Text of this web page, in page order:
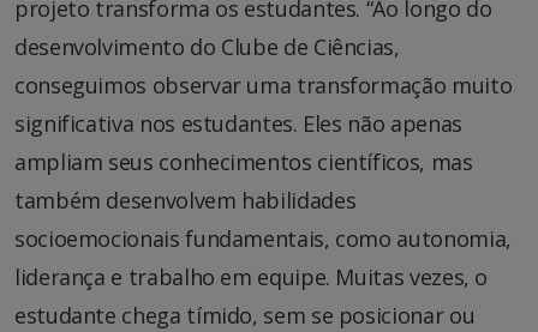
projeto transforma os estudantes. “Ao longo do
desenvolvimento do Clube de Ciências,
conseguimos observar uma transformação muito
significativa nos estudantes. Eles não apenas
ampliam seus conhecimentos científicos, mas
também desenvolvem habilidades
socioemocionais fundamentais, como autonomia,
liderança e trabalho em equipe. Muitas vezes, o
estudante chega tímido, sem se posicionar ou